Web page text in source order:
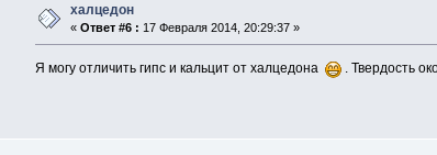
халцедон
«Ответ #6 : 17 Февраля 2014, 20:29:37 »
Я могу отличить гипс и кальцит от халцедона . Твердость